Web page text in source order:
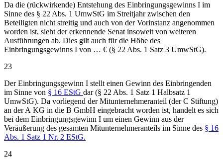
Da die (rückwirkende) Entstehung des Einbringungsgewinns I im
Sinne des § 22 Abs. 1 UmwStG im Streitjahr zwischen den
Beteiligten nicht streitig und auch von der Vorinstanz angenommen
worden ist, sieht der erkennende Senat insoweit von weiteren
Ausführungen ab. Dies gilt auch für die Höhe des
Einbringungsgewinns I von … € (§ 22 Abs. 1 Satz 3 UmwStG).
23
Der Einbringungsgewinn I stellt einen Gewinn des Einbringenden
im Sinne von § 16 EStG dar (§ 22 Abs. 1 Satz 1 Halbsatz 1
UmwStG). Da vorliegend der Mitunternehmeranteil (der C Stiftung)
an der A KG in die B GmbH eingebracht worden ist, handelt es sich
bei dem Einbringungsgewinn I um einen Gewinn aus der
Veräußerung des gesamten Mitunternehmeranteils im Sinne des § 16
Abs. 1 Satz 1 Nr. 2 EStG.
24